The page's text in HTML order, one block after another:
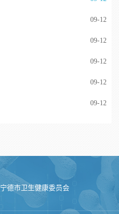
09-12
09-12
09-12
09-12
09-12
宁德市卫生健康委员会